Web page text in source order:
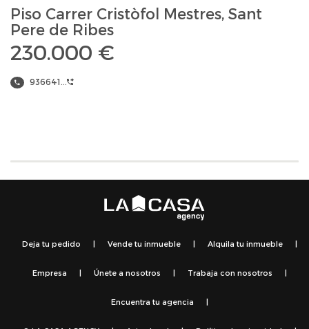
Piso Carrer Cristòfol Mestres, Sant
Pere de Ribes
230.000 €
936641...
Deja tu pedido Vende tu inmueble Alquila tu inmueble
Empresa Únete a nosotros Trabaja con nosotros
Encuentra tu agencia